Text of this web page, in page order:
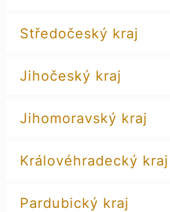
Středočeský kraj
Jihočeský kraj
Jihomoravský kraj
Královéhradecký kraj
Pardubický kraj